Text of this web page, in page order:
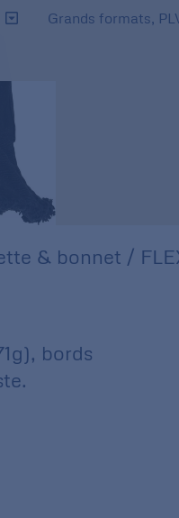
Grands formats,
& bonnet /
bords